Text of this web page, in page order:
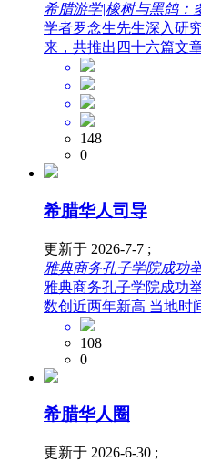
希腊游学|橡树与黑鸽：
学者罗念生先生深入研
来，共推出四十六篇文
148
0
希腊华人司导
更新于 2026-7-7 ;
雅典商务孔子学院成功
雅典商务孔子学院成功
数创近两年新高 当地时
108
0
希腊华人圈
更新于 2026-6-30 ;